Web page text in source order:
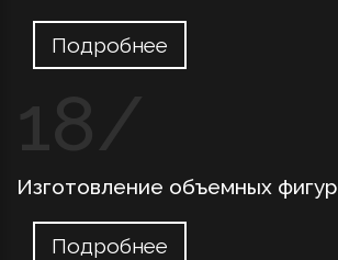
Подробнее
Изготовление объемных фигур
Подробнее